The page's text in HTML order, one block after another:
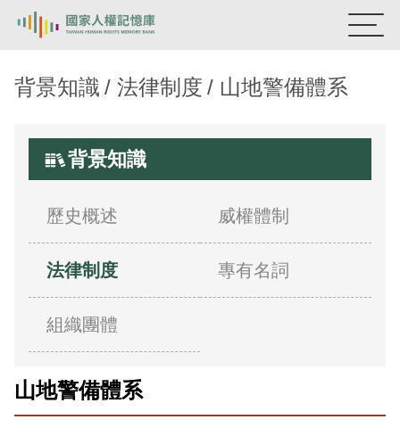
新生訓導處
蛋殼畫
關於我們
意見信箱
背景知識 法律制度 山地警備體系
背景知識
歷史概述 威權體制
法律制度 專有名詞
組織團體
山地警備體系